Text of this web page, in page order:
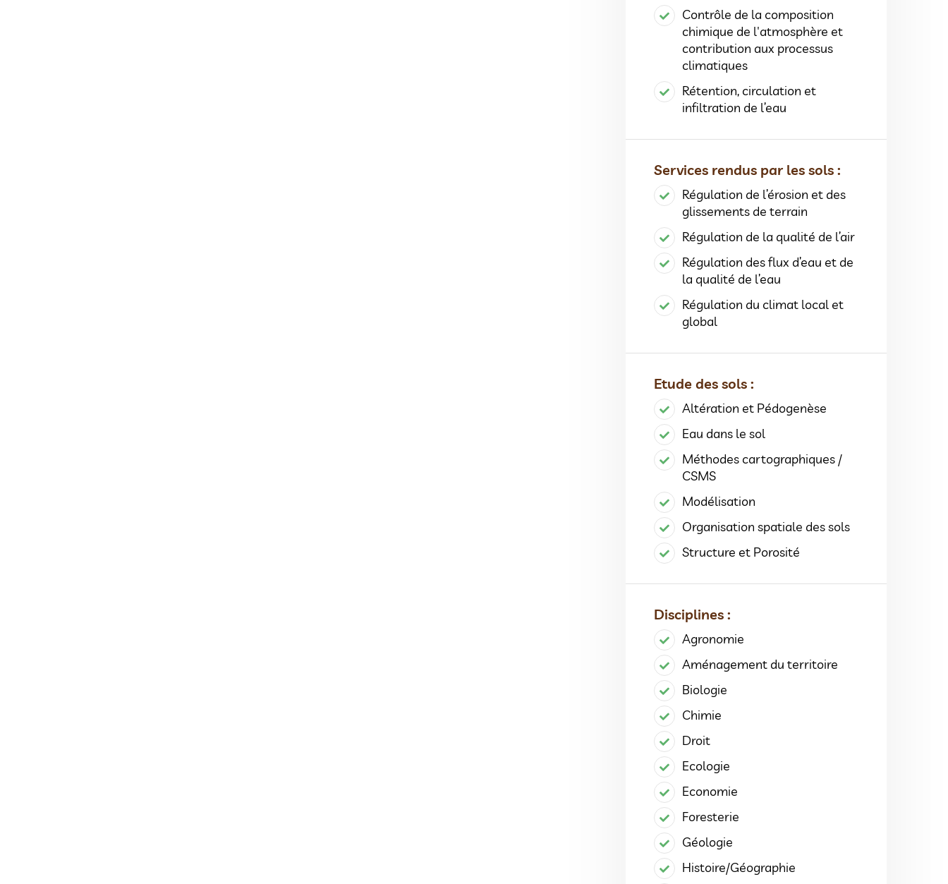
Contrôle de la composition
chimique de l'atmosphère et
contribution aux processus
climatiques
Rétention, circulation et
infiltration de l’eau
Services rendus par les sols :
Régulation de l’érosion et des
glissements de terrain
Régulation de la qualité de l’air
Régulation des flux d’eau et de
la qualité de l’eau
Régulation du climat local et
global
Etude des sols :
Altération et Pédogenèse
Eau dans le sol
Méthodes cartographiques /
CSMS
Modélisation
Organisation spatiale des sols
Structure et Porosité
Disciplines :
Agronomie
Aménagement du territoire
Biologie
Chimie
Droit
Ecologie
Economie
Foresterie
Géologie
Histoire/Géographie